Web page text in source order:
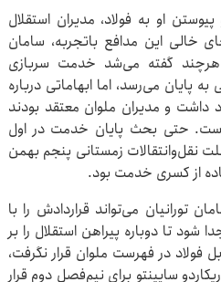
او به فولاد، مدیران استقلال
خالی این مدافع باتجربه، سامان
هرچند گفته می‌شد خدمت سربازی
به پایان می‌رسد، اما ابهاماتی درباره
و مدیران ملوان معتقد بودند
حتی بحث پایان خدمت در اول
نقل‌وانتقالات زمستانی پنجم بهمن
از کسری خدمت بود.
تورانیان می‌تواند قراردادش را با
شود تا دوباره پیراهن استقلال را بر
فولاد در فهرست ملوان قرار نگرفت،
ساپینتو برای نیم‌فصل دوم قرار